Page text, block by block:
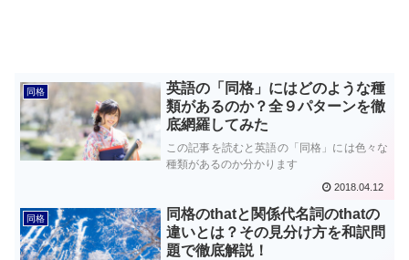
同格
英語の「同格」にはどのような種
類があるのか？全９パターンを徹
底網羅してみた
この記事を読むと英語の「同格」には色々な
種類があるのか分かります
2018.04.12
同格
同格のthatと関係代名詞のthatの
違いとは？その見分け方を和訳問
題で徹底解説！